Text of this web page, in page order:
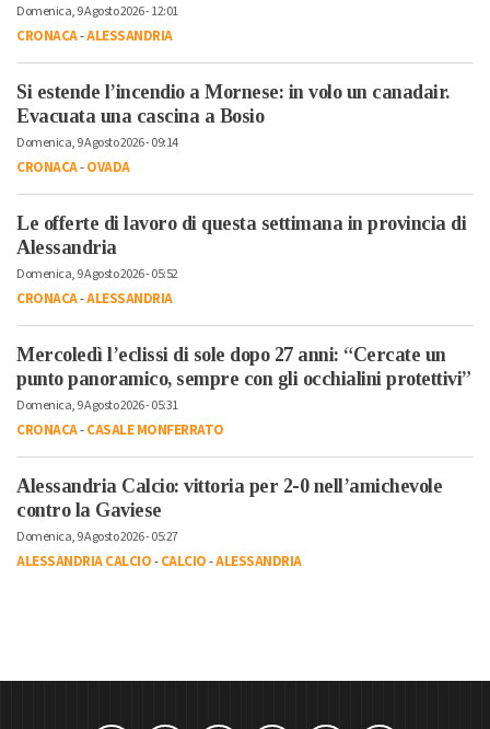
Domenica, 9 Agosto 2026 - 12:01
CRONACA-ALESSANDRIA
Si estende l’incendio a Mornese: in volo un canadair.
Evacuata una cascina a Bosio
Domenica, 9 Agosto 2026 - 09:14
CRONACA-OVADA
Le offerte di lavoro di questa settimana in provincia di
Alessandria
Domenica, 9 Agosto 2026 - 05:52
CRONACA-ALESSANDRIA
Mercoledì l’eclissi di sole dopo 27 anni: “Cercate un
punto panoramico, sempre con gli occhialini protettivi”
Domenica, 9 Agosto 2026 - 05:31
CRONACA-CASALE MONFERRATO
Alessandria Calcio: vittoria per 2-0 nell’amichevole
contro la Gaviese
Domenica, 9 Agosto 2026 - 05:27
ALESSANDRIA CALCIO-CALCIO-ALESSANDRIA